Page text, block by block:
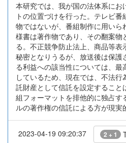
本研究では、我が国の法体系にお
トの位置づけを行った。テレビ
物ではないが、番組制作に用い
様書は著作物であり、その翻案物
る。不正競争防止法上、商品等
秘密となりうるが、放送後は保
る利益への該当性については、
しているため、現在では、不法
託財産として信託を設定すること
組フォーマットを排他的に独占
ルの著作権の信託による方が現実
2023-04-19 09:20:37 2 + 1